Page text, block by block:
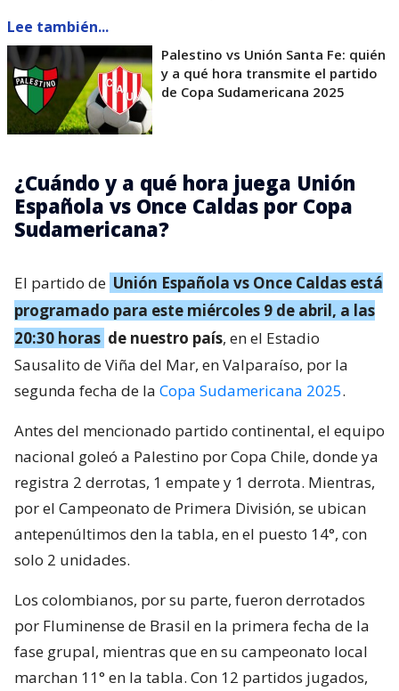
Lee también...
Palestino vs Unión Santa Fe: quién
y a qué hora transmite el partido
de Copa Sudamericana 2025
¿Cuándo y a qué hora juega Unión
Española vs Once Caldas por Copa
Sudamericana?
El partido de Unión Española vs Once Caldas está
programado para este miércoles 9 de abril, a las
20:30 horas de nuestro país, en el Estadio
Sausalito de Viña del Mar, en Valparaíso, por la
segunda fecha de la Copa Sudamericana 2025.
Antes del mencionado partido continental, el equipo
nacional goleó a Palestino por Copa Chile, donde ya
registra 2 derrotas, 1 empate y 1 derrota. Mientras,
por el Campeonato de Primera División, se ubican
antepenúltimos den la tabla, en el puesto 14°, con
solo 2 unidades.
Los colombianos, por su parte, fueron derrotados
por Fluminense de Brasil en la primera fecha de la
fase grupal, mientras que en su campeonato local
marchan 11° en la tabla. Con 12 partidos jugados,